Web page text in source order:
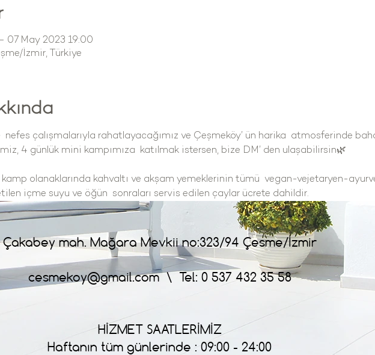
07 May 2023 19:00
İzmir, Türkiye
nefes çalışmalarıyla rahatlayacağımız ve Çeşmeköy’ ün harika  atmosferinde
4 günlük mini kampımıza  katılmak istersen, bize DM’ den ulaşabilirsin🌿
kamp olanaklarında kahvaltı ve akşam yemeklerinin tümü  vegan-vejetaryen-
içme suyu ve öğün  sonraları servis edilen çaylar ücrete dahildir.
Çakabey mah. Mağara Mevkii no:323/94 Çesme/İzmir
cesmekoy@gmail.com\ Tel: 0 537 432 35 58
HİZMET SAATLERİMİZ
Haftanın tüm günlerinde : 09:00 - 24:00